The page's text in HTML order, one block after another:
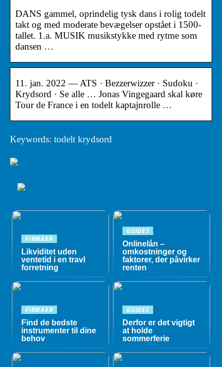
DANS gammel, oprindelig tysk dans i rolig todelt
takt og med moderate bevægelser opstået i 1500-
tallet. 1.a. MUSIK musikstykke med rytme som
dansen …
11. jan. 2022 — ATS · Bezzerwizzer · Sudoku ·
Krydsord · Se alle … Jonas Vingegaard skal køre
Tour de France i en todelt kaptajnrolle …
Keywords: todelt krydsord
FIRMAER
Likviditet uden
ventetid i en travl
forretning
GUIDES
Onlinelån –
omkostninger og
faktorer, der påvirker
renten
FIRMAER
Find de bedste
instrumenter til dine
behov
GUIDES
Derfor er det vigtigt
at holde
sommerferie